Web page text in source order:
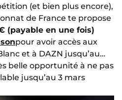
(et bien plus encore),
de France te propose
(payable en une fois)
pour avoir accès aux
et à DAZN jusqu’au…
belle opportunité à ne pas
jusqu’au 3 mars